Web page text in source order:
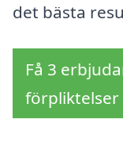
det bästa
Få 3
förpliktelser